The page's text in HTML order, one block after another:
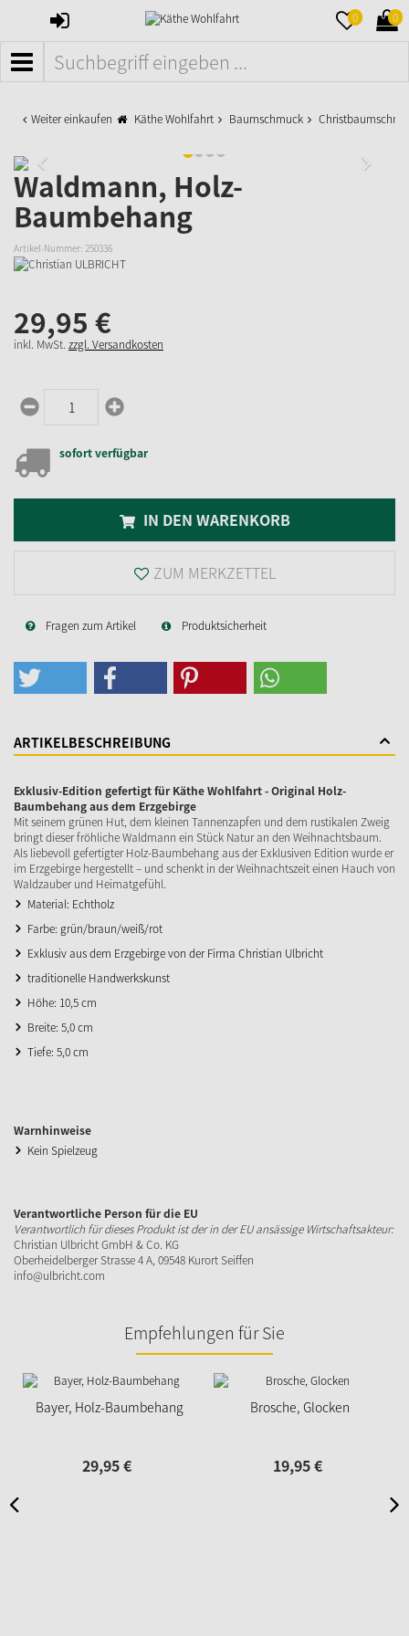
ANMELDEN 0 0
MENÜ
Weiter einkaufen Käthe Wohlfahrt Baumschmuck
Waldmann, Holz-
Baumbehang
Artikel-Nummer: 250336
29,95 €
inkl. MwSt. zzgl. Versandkosten
sofort verfügbar
IN DEN WARENKORB
ZUM MERKZETTEL
Fragen zum Artikel Produktsicherheit
ARTIKELBESCHREIBUNG
Exklusiv-Edition gefertigt für Käthe Wohlfahrt - Original Holz-
Baumbehang aus dem Erzgebirge
Mit seinem grünen Hut, dem kleinen Tannenzapfen und dem rustikalen Zweig
bringt dieser fröhliche Waldmann ein Stück Natur an den Weihnachtsbaum.
Als liebevoll gefertigter Holz-Baumbehang aus der Exklusiven Edition wurde er
im Erzgebirge hergestellt – und schenkt in der Weihnachtszeit einen Hauch von
Waldzauber und Heimatgefühl.
Material: Echtholz
Farbe: grün/braun/weiß/rot
Exklusiv aus dem Erzgebirge von der Firma Christian Ulbricht
traditionelle Handwerkskunst
Höhe: 10,5 cm
Breite: 5,0 cm
Tiefe: 5,0 cm
Warnhinweise
Kein Spielzeug
Verantwortliche Person für die EU
Verantwortlich für dieses Produkt ist der in der EU ansässige Wirtschaftsakteur:
Christian Ulbricht GmbH & Co. KG
Oberheidelberger Strasse 4 A, 09548 Kurort Seiffen
info@ulbricht.com
Empfehlungen für Sie
Bayer, Holz-Baumbehang
29,95€
Brosche, Glocken
19,95€